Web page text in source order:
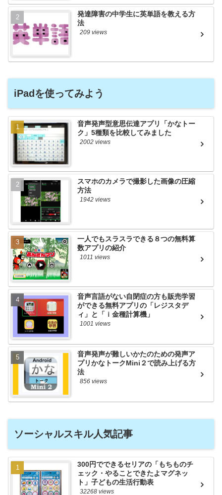
発達障害の中学生に英単語を教える方
法
209 views
iPadを使ってみよう
音声発声型意思伝達アプリ「かなトー
ク」5種類を比較してみました
2002 views
スマホのカメラで撮影した画像の圧縮
方法
1942 views
一人でもスラスラできる８つの無料算
数アプリの紹介
1011 views
音声言語がない自閉症の方も販売学習
ができる無料アプリの「レジスタデ
ィ」と「ｉ金種計算機」
1001 views
音声発声が難しいかたのための発声ア
プリかなトークMini２で読み上げる方
法
856 views
ソーシャルスキル人気記事
300円でできるセリアの「もちものチ
ェック・やることできたよマグネッ
ト」子どもの生活行動表
32268 views